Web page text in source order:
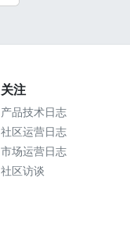
关注
产品技术日志
社区运营日志
市场运营日志
社区访谈